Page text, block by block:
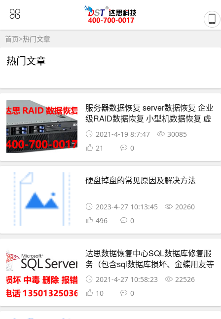
首页>热门文章
热门文章
服务器数据恢复 server数据恢复 企业
级RAID数据恢复 小型机数据恢复 虚
拟化存储数据恢复服务
2021-4-19 8:7:47
30085
21
0
硬盘掉盘的常见原因及解决方法
2023-4-27 10:13:45
20260
496
0
达思数据恢复中心SQL数据库修复服
务（包含sql数据库损坏、金蝶用友等
中毒、数据库误删除等等）
2021-4-27 10:58:23
22526
10
0